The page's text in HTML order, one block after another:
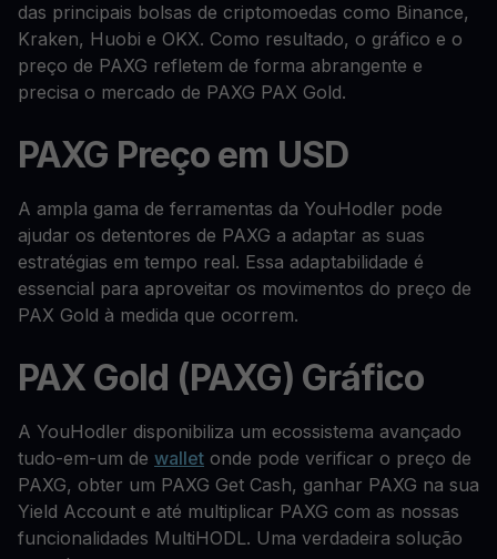
das principais bolsas de criptomoedas como Binance,
Kraken, Huobi e OKX. Como resultado, o gráfico e o
preço de PAXG refletem de forma abrangente e
precisa o mercado de PAXG PAX Gold.
PAXG Preço em USD
A ampla gama de ferramentas da YouHodler pode
ajudar os detentores de PAXG a adaptar as suas
estratégias em tempo real. Essa adaptabilidade é
essencial para aproveitar os movimentos do preço de
PAX Gold à medida que ocorrem.
PAX Gold (PAXG) Gráfico
A YouHodler disponibiliza um ecossistema avançado
tudo-em-um de wallet onde pode verificar o preço de
PAXG, obter um PAXG Get Cash, ganhar PAXG na sua
Yield Account e até multiplicar PAXG com as nossas
funcionalidades MultiHODL. Uma verdadeira solução